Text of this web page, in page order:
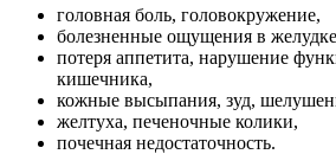
головная боль, головокружение,
болезненные ощущения в
потеря аппетита, нарушение
кишечника,
кожные высыпания, зуд,
желтуха, печеночные колики,
почечная недостаточность.